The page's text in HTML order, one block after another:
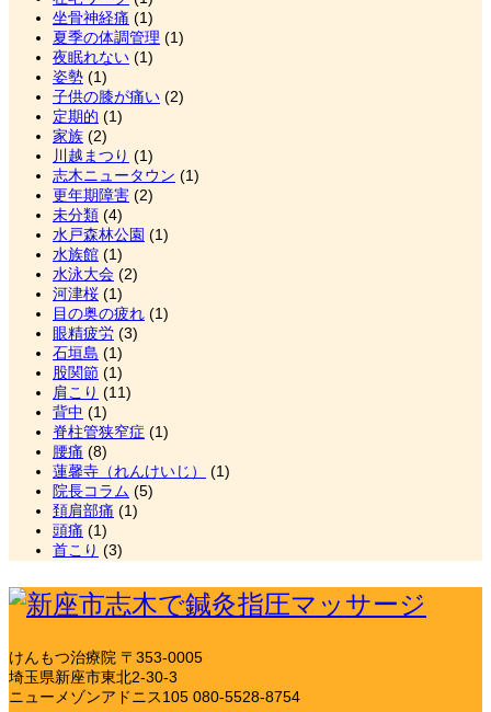
坐骨神経痛 (1)
夏季の体調管理 (1)
夜眠れない (1)
姿勢 (1)
子供の膝が痛い (2)
定期的 (1)
家族 (2)
川越まつり (1)
志木ニュータウン (1)
更年期障害 (2)
未分類 (4)
水戸森林公園 (1)
水族館 (1)
水泳大会 (2)
河津桜 (1)
目の奥の疲れ (1)
眼精疲労 (3)
石垣島 (1)
股関節 (1)
肩こり (11)
背中 (1)
脊柱管狭窄症 (1)
腰痛 (8)
蓮馨寺（れんけいじ）
(1)
院長コラム (5)
頚肩部痛 (1)
頭痛 (1)
首こり (3)
けんもつ治療院 〒353-0005
埼玉県新座市東北2-30-3
ニューメゾンアドニス105 080-5528-8754